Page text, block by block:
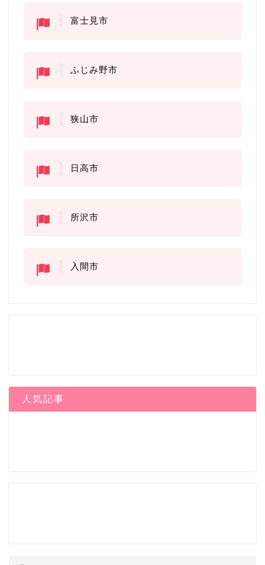
富士見市
ふじみ野市
狭山市
日高市
所沢市
入間市
人気記事